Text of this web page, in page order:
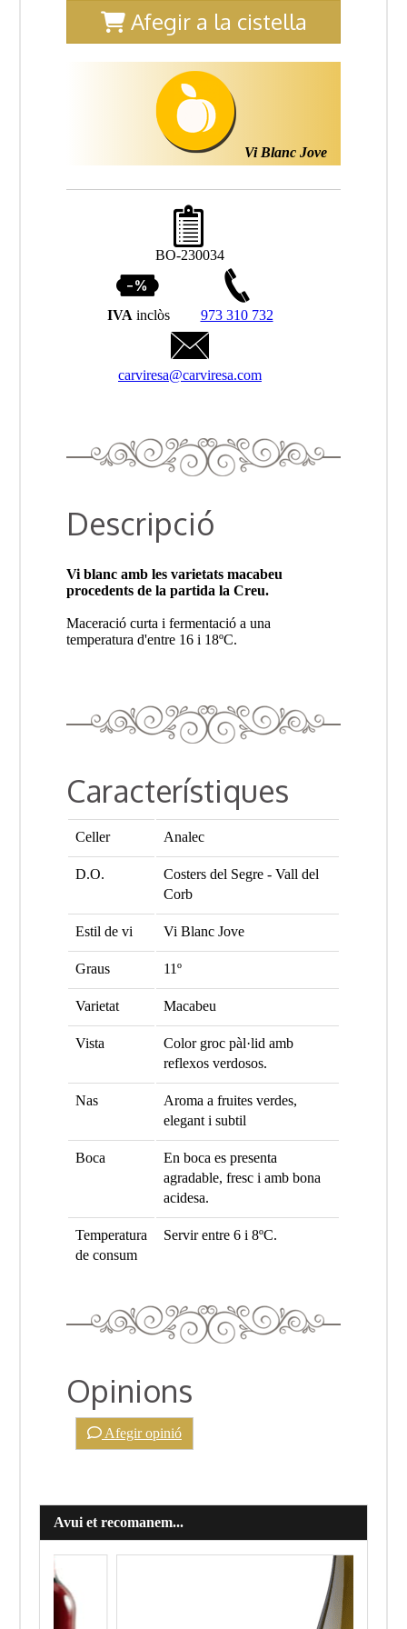
Afegir a la cistella
Vi Blanc Jove
BO-230034
IVA inclòs 973 310 732
carviresa@carviresa.com
Descripció
Vi blanc amb les varietats macabeu
procedents de la partida la Creu.
Maceració curta i fermentació a una
temperatura d'entre 16 i 18ºC.
Característiques
Celler Analec
D.O.
Costers del Segre - Vall del
Corb
Estil de vi Vi Blanc Jove
Graus 11º
Varietat Macabeu
Vista
Color groc pàl·lid amb
reflexos verdosos.
Nas
Aroma a fruites verdes,
elegant i subtil
Boca
En boca es presenta
agradable, fresc i amb bona
acidesa.
Temperatura
de consum
Servir entre 6 i 8ºC.
Opinions
Afegir opinió
Avui et recomanem...